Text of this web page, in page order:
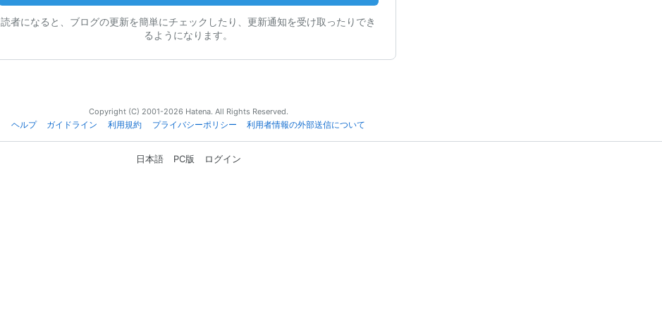
読者になると、ブログの更新を簡単にチェックしたり、更新通知を受け取ったりでき
るようになります。
Copyright (C) 2001-2026 Hatena. All Rights Reserved.
ヘルプ
ガイドライン 利用規約 プライバシーポリシー 利用者情報の外部送信について
日本語 PC版 ログイン